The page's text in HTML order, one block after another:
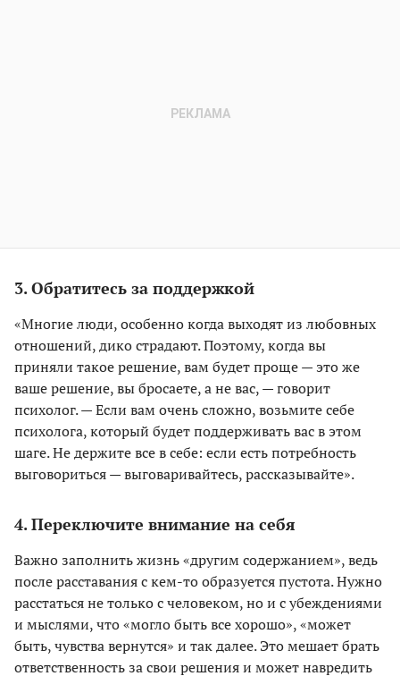
3. Обратитесь за поддержкой
«Многие люди, особенно когда выходят из любовных
отношений, дико страдают. Поэтому, когда вы
приняли такое решение, вам будет проще — это же
ваше решение, вы бросаете, а не вас, — говорит
психолог. — Если вам очень сложно, возьмите себе
психолога, который будет поддерживать вас в этом
шаге. Не держите все в себе: если есть потребность
выговориться — выговаривайтесь, рассказывайте».
4. Переключите внимание на себя
Важно заполнить жизнь «другим содержанием», ведь
после расставания с кем-то образуется пустота. Нужно
расстаться не только с человеком, но и с убеждениями
и мыслями, что «могло быть все хорошо», «может
быть, чувства вернутся» и так далее. Это мешает брать
ответственность за свои решения и может навредить